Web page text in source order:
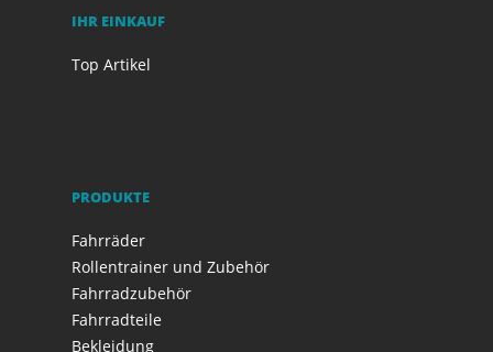
IHR EINKAUF
Top Artikel
PRODUKTE
Fahrräder
Rollentrainer und Zubehör
Fahrradzubehör
Fahrradteile
Bekleidung